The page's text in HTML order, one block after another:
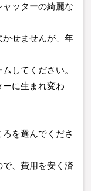
ッターの綺麗な
せませんが、年
してください。
ーに生まれ変わ
を選んでくださ
、費用を安く済